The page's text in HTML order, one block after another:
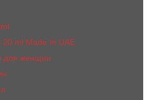
ml Made In UAE
для женщин